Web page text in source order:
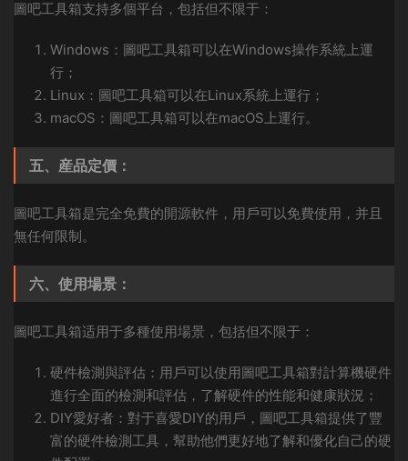
圖吧工具箱支持多個平台，包括但不限于：
Windows：圖吧工具箱可以在Windows操作系統上運
行；
Linux：圖吧工具箱可以在Linux系統上運行；
macOS：圖吧工具箱可以在macOS上運行。
五、産品定價：
圖吧工具箱是完全免費的開源軟件，用戶可以免費使用，并且
無任何限制。
六、使用場景：
圖吧工具箱适用于多種使用場景，包括但不限于：
硬件檢測與評估：用戶可以使用圖吧工具箱對計算機硬件
進行全面的檢測和評估，了解硬件的性能和健康狀況；
DIY愛好者：對于喜愛DIY的用戶，圖吧工具箱提供了豐
富的硬件檢測工具，幫助他們更好地了解和優化自己的硬